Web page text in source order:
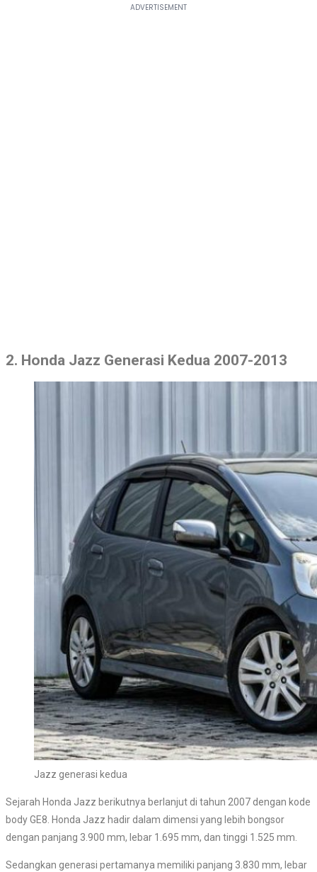
2. Honda Jazz Generasi Kedua 2007-2013
Jazz generasi kedua
Sejarah Honda Jazz berikutnya berlanjut di tahun 2007 dengan kode
body GE8. Honda Jazz hadir dalam dimensi yang lebih bongsor
dengan panjang 3.900 mm, lebar 1.695 mm, dan tinggi 1.525 mm.
Sedangkan generasi pertamanya memiliki panjang 3.830 mm, lebar